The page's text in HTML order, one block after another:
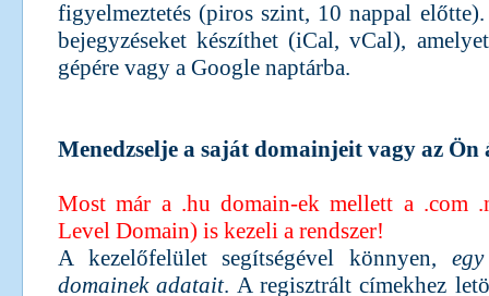
figyelmeztetés (piros szint, 10 nappal
bejegyzéseket készíthet (iCal, vCal),
gépére vagy a Google naptárba.
Menedzselje a saját domainjeit vagy az
Most már a .hu domain-ek mellett a .com
Level Domain) is kezeli a rendszer!
A kezelőfelület segítségével könnyen,
domainek adatait. A regisztrált címekhez